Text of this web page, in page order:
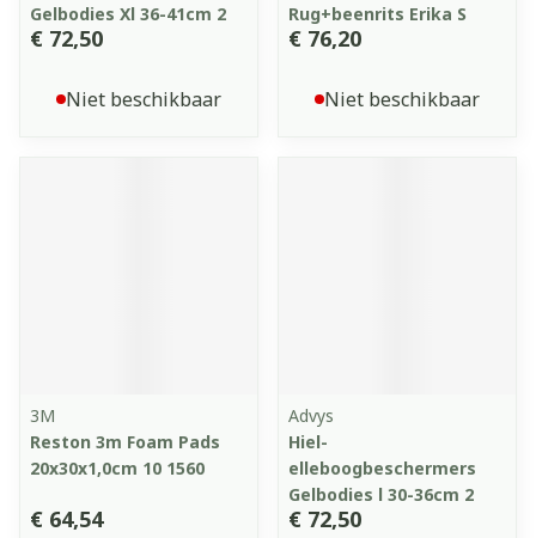
Gelbodies Xl 36-41cm 2
€ 72,50
Niet beschikbaar
Rug+beenrits Erika S
€ 76,20
Niet beschikbaar
3M
Reston 3m Foam Pads
20x30x1,0cm 10 1560
€ 64,54
Advys
Hiel-
elleboogbeschermers
Gelbodies l 30-36cm 2
€ 72,50